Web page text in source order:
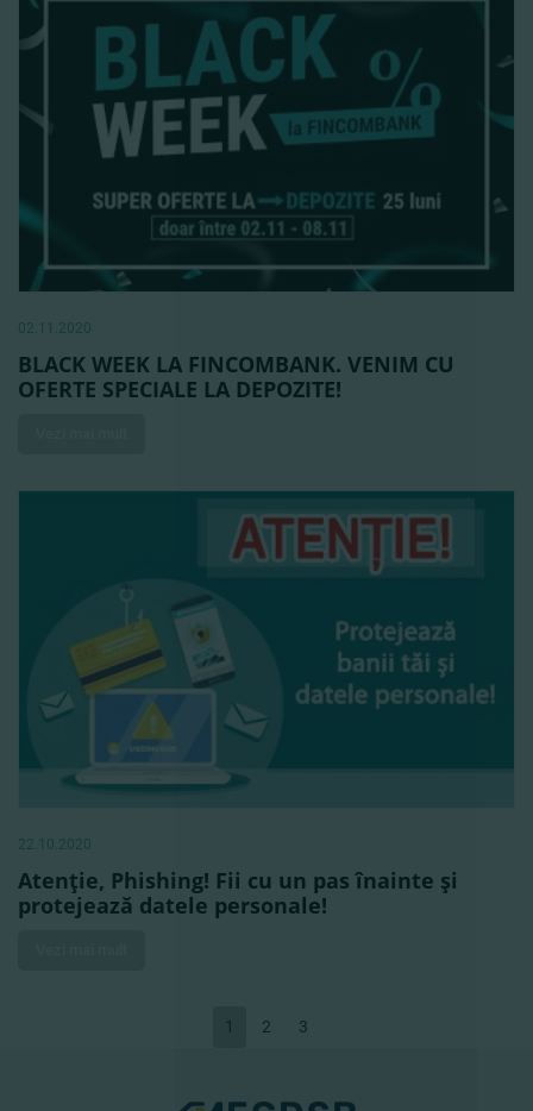
02.11.2020
BLACK WEEK LA FINCOMBANK. VENIM CU
OFERTE SPECIALE LA DEPOZITE!
22.10.2020
Atenţie, Phishing! Fii cu un pas înainte şi
protejează datele personale!
1 2 3